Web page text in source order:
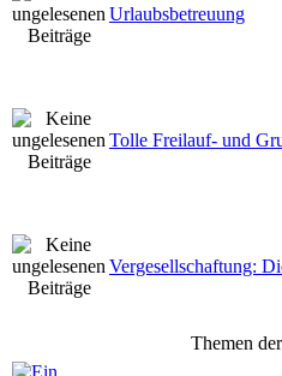
Urlaubsbetreuung
Tolle Freilauf- und
Vergesellschaftung:
Themen